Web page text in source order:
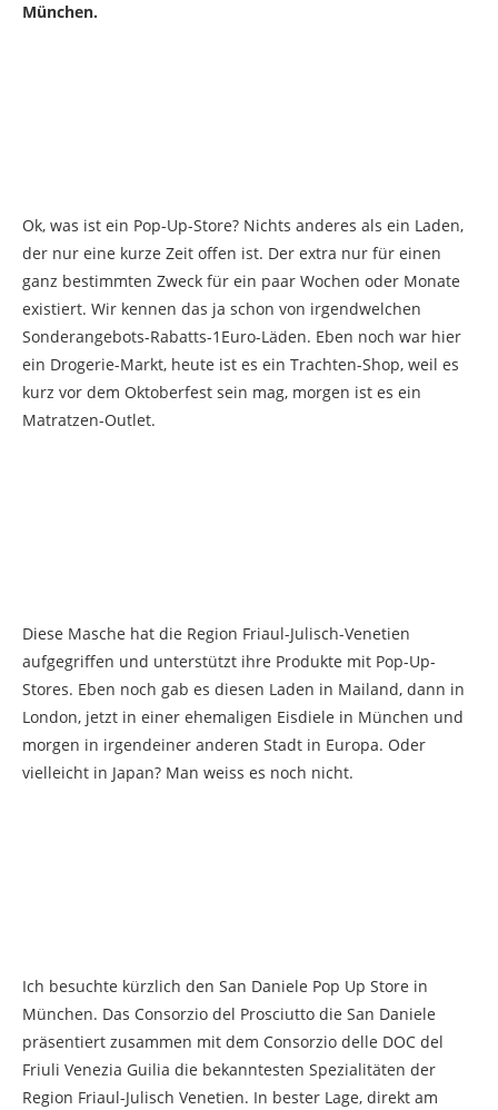
München.
Ok, was ist ein Pop-Up-Store? Nichts anderes als ein Laden,
der nur eine kurze Zeit offen ist. Der extra nur für einen
ganz bestimmten Zweck für ein paar Wochen oder Monate
existiert. Wir kennen das ja schon von irgendwelchen
Sonderangebots-Rabatts-1Euro-Läden. Eben noch war hier
ein Drogerie-Markt, heute ist es ein Trachten-Shop, weil es
kurz vor dem Oktoberfest sein mag, morgen ist es ein
Matratzen-Outlet.
Diese Masche hat die Region Friaul-Julisch-Venetien
aufgegriffen und unterstützt ihre Produkte mit Pop-Up-
Stores. Eben noch gab es diesen Laden in Mailand, dann in
London, jetzt in einer ehemaligen Eisdiele in München und
morgen in irgendeiner anderen Stadt in Europa. Oder
vielleicht in Japan? Man weiss es noch nicht.
Ich besuchte kürzlich den San Daniele Pop Up Store in
München. Das Consorzio del Prosciutto die San Daniele
präsentiert zusammen mit dem Consorzio delle DOC del
Friuli Venezia Guilia die bekanntesten Spezialitäten der
Region Friaul-Julisch Venetien. In bester Lage, direkt am